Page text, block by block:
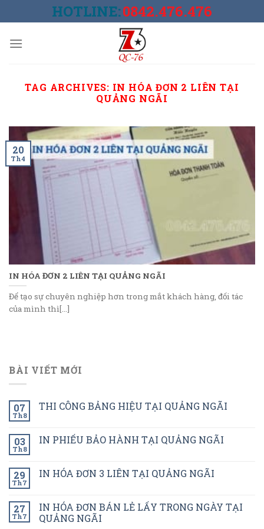
to
HOTLINE:0842.476.476
TAG ARCHIVES: IN HÓA ĐƠN 2 LIÊN TẠI
QUẢNG NGÃI
IN HÓA ĐƠN 2 LIÊN TẠI QUẢNG NGÃI
Để tạo sự chuyên nghiệp hơn trong mắt khách hàng, đối tác
của mình thì[...]
20
Th4
BÀI VIẾT MỚI
07
Th8
THI CÔNG BẢNG HIỆU TẠI QUẢNG NGÃI
03
Th8
IN PHIẾU BẢO HÀNH TẠI QUẢNG NGÃI
29
Th7
IN HÓA ĐƠN 3 LIÊN TẠI QUẢNG NGÃI
27
Th7
IN HÓA ĐƠN BÁN LẺ LẤY TRONG NGÀY TẠI
QUẢNG NGÃI